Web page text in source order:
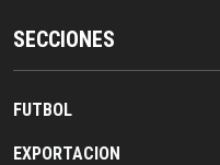
SECCIONES
FUTBOL
EXPORTACION